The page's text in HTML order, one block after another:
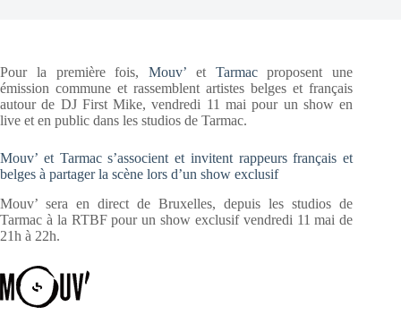
Pour la première fois,Mouv’ et Tarmacproposent une
émission commune et rassemblent artistes belges et français
autour de DJ First Mike, vendredi 11 mai pour un show en
live et en public dans les studios de Tarmac.
Mouv’ et Tarmac s’associent et invitent rappeurs français et
belges à partager la scène lors d’un show exclusif
Mouv’ sera en direct de Bruxelles, depuis les studios de
Tarmac à la RTBF pour un show exclusif vendredi 11 mai de
21h à 22h.